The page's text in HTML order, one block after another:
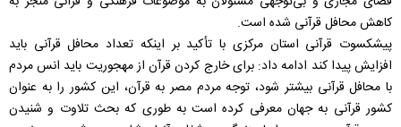
کاهش محافل قرآنی شده است.
پیشکسوت قرآنی استان مرکزی با تأکید بر اینکه تعداد محافل قرآنی باید
افزایش پیدا کند ادامه داد: برای خارج کردن قرآن از مهجوریت باید انس مردم
با محافل قرآنی بیشتر شود، توجه مردم مصر به قرآن، این کشور را به عنوان
کشور قرآنی به جهان معرفی کرده است به طوری که بحث تلاوت و شنیدن